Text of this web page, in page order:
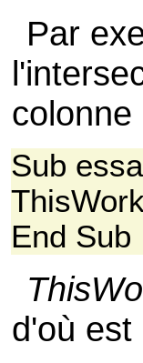
Par
colonne
Sub
End Sub
d'où est